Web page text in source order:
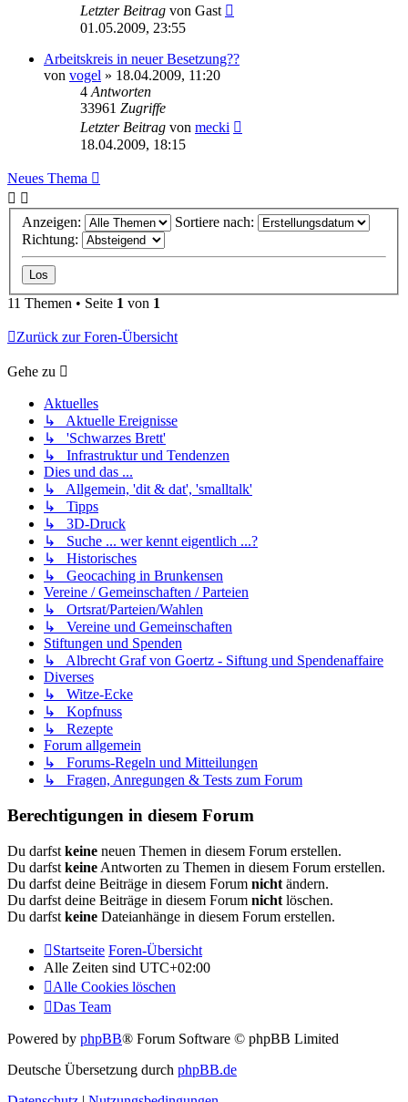
Letzter Beitrag von Gast
01.05.2009, 23:55
Arbeitskreis in neuer Besetzung??
von vogel » 18.04.2009, 11:20
4 Antworten
33961 Zugriffe
Letzter Beitrag von mecki
18.04.2009, 18:15
Neues Thema
Anzeigen:
Sortiere nach:
Richtung:
11 Themen • Seite 1 von 1
Zurück zur Foren-Übersicht
Gehe zu
Aktuelles
↳ Aktuelle Ereignisse
↳ 'Schwarzes Brett'
↳ Infrastruktur und Tendenzen
Dies und das ...
↳ Allgemein, 'dit & dat', 'smalltalk'
↳ Tipps
↳ 3D-Druck
↳ Suche ... wer kennt eigentlich ...?
↳ Historisches
↳ Geocaching in Brunkensen
Vereine / Gemeinschaften / Parteien
↳ Ortsrat/Parteien/Wahlen
↳ Vereine und Gemeinschaften
Stiftungen und Spenden
↳ Albrecht Graf von Goertz - Siftung und Spendenaffaire
Diverses
↳ Witze-Ecke
↳ Kopfnuss
↳ Rezepte
Forum allgemein
↳ Forums-Regeln und Mitteilungen
↳ Fragen, Anregungen & Tests zum Forum
Berechtigungen in diesem Forum
Du darfst keine neuen Themen in diesem Forum erstellen.
Du darfst keine Antworten zu Themen in diesem Forum erstellen.
Du darfst deine Beiträge in diesem Forum nicht ändern.
Du darfst deine Beiträge in diesem Forum nicht löschen.
Du darfst keine Dateianhänge in diesem Forum erstellen.
Startseite Foren-Übersicht
Alle Zeiten sind UTC+02:00
Alle Cookies löschen
Das Team
Powered by phpBB® Forum Software © phpBB Limited
Deutsche Übersetzung durch phpBB.de